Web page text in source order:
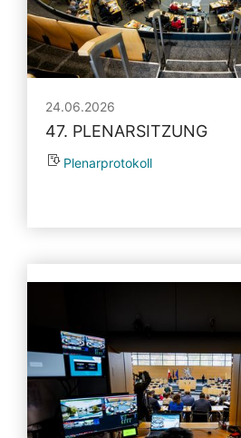
24.06.2026
47. PLENARSITZUNG
Plenarprotokoll